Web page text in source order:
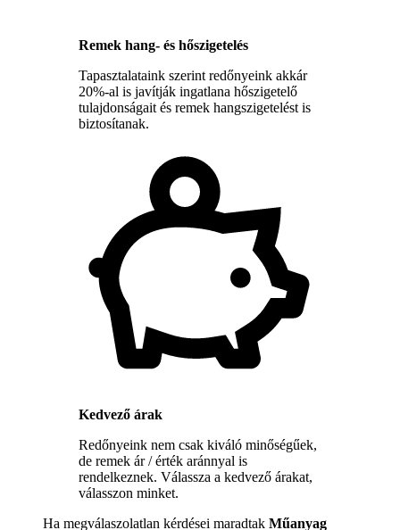
Remek hang- és hőszigetelés
Tapasztalataink szerint redőnyeink akkár
20%-al is javítják ingatlana hőszigetelő
tulajdonságait és remek hangszigetelést is
biztosítanak.
Kedvező árak
Redőnyeink nem csak kiváló minőségűek,
de remek ár / érték aránnyal is
rendelkeznek. Válassza a kedvező árakat,
válasszon minket.
Ha megválaszolatlan kérdései maradtak Műanyag